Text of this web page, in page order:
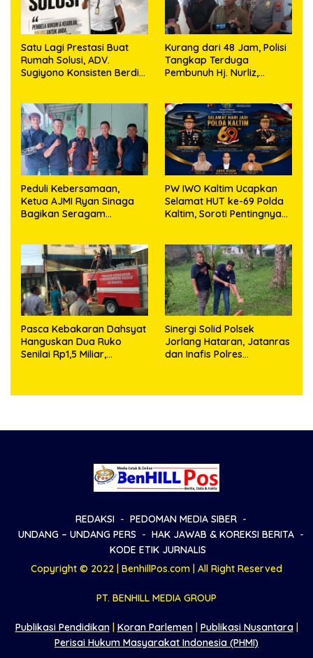
Satu Lagi Prestasi Buat
Rumah Solusi, ADV.
Sugiyono Konsisten Berdiri
Kurang dari 48 Jam, Polisi
Tangkap Terduga
Pembunuh Hj. Nurliz,
Peduli Kebersamaan,
Ketua AJMI Ryan Sinaga
Bagikan Seragam
PW IWO Kaltim Ucapkan
Selamat HUT ke-69 Polda
Kaltim, Soroti Pentingnya
Pasca Kebakaran Dahsyat
Hanguskan Dua Ruko
Senilai Rp1,5 Miliar,
Sinergi Solid Polsek
Jorlang Hataran, Jatanras
dan Inafis Polres
REDAKSI
PEDOMAN MEDIA SIBER
UNDANG – UNDANG PERS
HAK JAWAB & KOREKSI BERITA
KODE ETIK JURNALIS
Copyright © 2022 | BenhillPos.com | All Right Reserved
PT. BENHILL MEDIA GROUP
Publikasi Pendidikan| Koran Parlemen| Publikasi Nusantara|
Perisai Hukum Masyarakat Indonesia (PHMI)